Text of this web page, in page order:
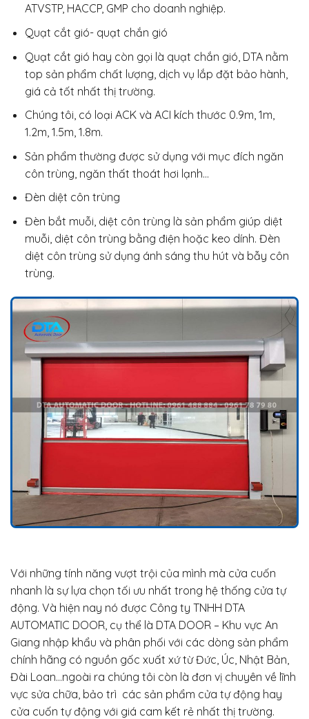
ATVSTP, HACCP, GMP cho doanh nghiệp.
Quạt cắt gió- quạt chắn gió
Quạt cắt gió hay còn gọi là quạt chắn gió, DTA nằm
top sản phẩm chất lượng, dịch vụ lắp đặt bảo hành,
giá cả tốt nhất thị trường.
Chúng tôi, có loại ACK và ACI kích thước 0.9m, 1m,
1.2m, 1.5m, 1.8m.
Sản phẩm thường được sử dụng với mục đích ngăn
côn trùng, ngăn thất thoát hơi lạnh…
Đèn diệt côn trùng
Đèn bắt muỗi, diệt côn trùng là sản phẩm giúp diệt
muỗi, diệt côn trùng bằng điện hoặc keo dính. Đèn
diệt côn trùng sử dụng ánh sáng thu hút và bẫy côn
trùng.
Với những tính năng vượt trội của mình mà cửa cuốn
nhanh là sự lựa chọn tối ưu nhất trong hệ thống cửa tự
động. Và hiện nay nó được Công ty TNHH DTA
AUTOMATIC DOOR, cụ thể là DTA DOOR – Khu vực An
Giang nhập khẩu và phân phối với các dòng sản phẩm
chính hãng có nguồn gốc xuất xứ từ Đức, Úc, Nhật Bản,
Đài Loan…ngoài ra chúng tôi còn là đơn vị chuyên về lĩnh
vực sửa chữa, bảo trì các sản phẩm cửa tự động hay
cửa cuốn tự động với giá cam kết rẻ nhất thị trường.